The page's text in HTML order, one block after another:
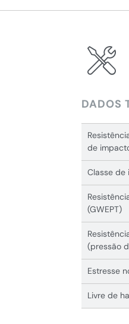
DADOS
de
Classe de
(GWEPT)
(pressão
Estresse
Livre de